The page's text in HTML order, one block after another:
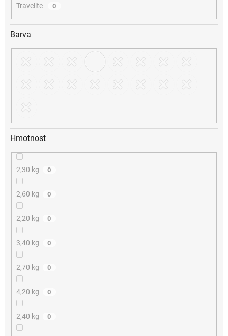
Travelite 0
Barva
Hmotnost
2,30 kg 0
2,60 kg 0
2,20 kg 0
3,40 kg 0
2,70 kg 0
4,20 kg 0
2,40 kg 0